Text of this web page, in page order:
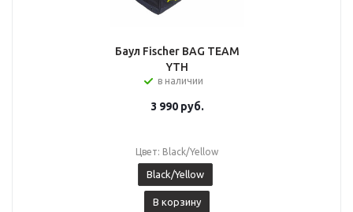
Баул Fischer BAG TEAM
YTH
в наличии
3 990руб.
Цвет: Black/Yellow
Black/Yellow
В корзину